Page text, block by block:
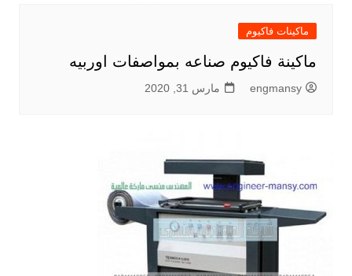
ماكينات فاكيوم
ماكينة فاكيوم صناعه بمواصفات اوربيه
engmansy مارس 31, 2020